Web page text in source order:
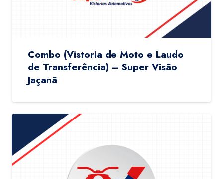
Combo (Vistoria de Moto e Laudo
de Transferência) – Super Visão
Jaçanã